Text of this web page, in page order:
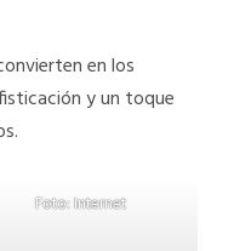
en los
y un toque
Foto: Internet